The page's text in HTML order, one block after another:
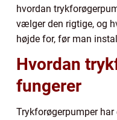
hvordan
vælger den rigtige, og
højde for, før man
Hvordan
fungerer
Trykforøgerpumper